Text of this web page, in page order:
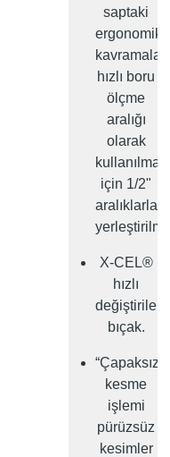
saptaki
ergonomik
kavramalar
hızlı boru
ölçme
aralığı
olarak
kullanılması
için 1/2"
aralıklarla
X-CEL®
hızlı
değiştirilen
bıçak.
“Çapaksız"
kesme
işlemi
pürüzsüz
kesimler